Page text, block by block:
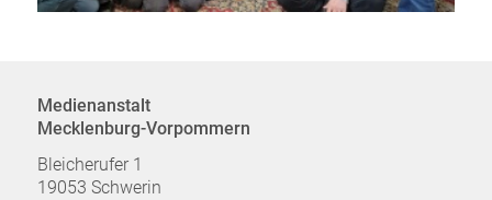
Medienanstalt
Mecklenburg-Vorpommern
Bleicherufer 1
19053 Schwerin